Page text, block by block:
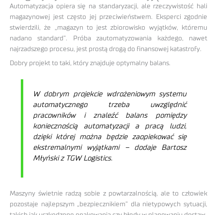
Automatyzacja opiera się na standaryzacji, ale rzeczywistość hali
magazynowej jest często jej przeciwieństwem. Eksperci zgodnie
stwierdzili, że „magazyn to jest zbiorowisko wyjątków, któremu
nadano standard”. Próba zautomatyzowania każdego, nawet
najrzadszego procesu, jest prostą drogą do finansowej katastrofy.
Dobry projekt to taki, który znajduje optymalny balans.
W dobrym projekcie wdrożeniowym systemu
automatycznego trzeba uwzględnić
pracowników i znaleźć balans pomiędzy
koniecznością automatyzacji a pracą ludzi,
dzięki której można będzie zaopiekować się
ekstremalnymi wyjątkami – dodaje Bartosz
Młyński z TGW Logistics.
Maszyny świetnie radzą sobie z powtarzalnością, ale to człowiek
pozostaje najlepszym „bezpiecznikiem” dla nietypowych sytuacji,